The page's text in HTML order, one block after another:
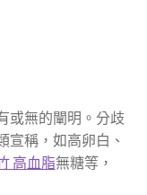
或無的闡明。分歧
宣稱，如高卵白、
高血脂無糖等，